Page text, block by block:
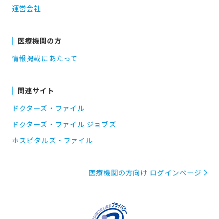
運営会社
医療機関の方
情報掲載にあたって
関連サイト
ドクターズ・ファイル
ドクターズ・ファイル ジョブズ
ホスピタルズ・ファイル
医療機関の方向け ログインページ